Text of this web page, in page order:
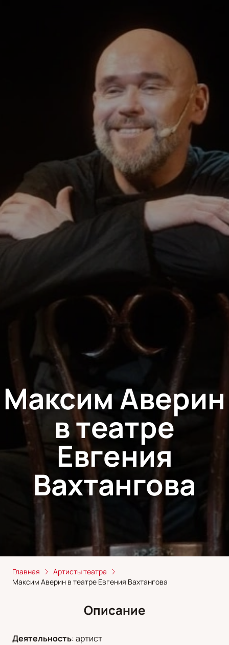
Максим Аверин
в театре
Евгения
Вахтангова
Главная
Артисты театра
Максим Аверин в театре Евгения Вахтангова
Описание
Деятельность:артист